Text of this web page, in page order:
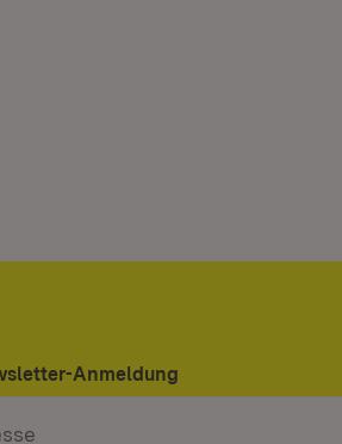
Anmeldung